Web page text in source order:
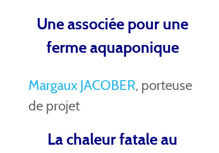
Une associée pour une
ferme aquaponique
Margaux JACOBER, porteuse
de projet
La chaleur fatale au